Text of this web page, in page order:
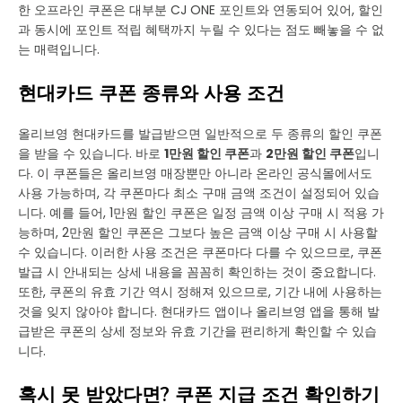
한 오프라인 쿠폰은 대부분 CJ ONE 포인트와 연동되어 있어, 할인
과 동시에 포인트 적립 혜택까지 누릴 수 있다는 점도 빼놓을 수 없
는 매력입니다.
현대카드 쿠폰 종류와 사용 조건
올리브영 현대카드를 발급받으면 일반적으로 두 종류의 할인 쿠폰
을 받을 수 있습니다. 바로 1만원 할인 쿠폰과 2만원 할인 쿠폰입니
다. 이 쿠폰들은 올리브영 매장뿐만 아니라 온라인 공식몰에서도
사용 가능하며, 각 쿠폰마다 최소 구매 금액 조건이 설정되어 있습
니다. 예를 들어, 1만원 할인 쿠폰은 일정 금액 이상 구매 시 적용 가
능하며, 2만원 할인 쿠폰은 그보다 높은 금액 이상 구매 시 사용할
수 있습니다. 이러한 사용 조건은 쿠폰마다 다를 수 있으므로, 쿠폰
발급 시 안내되는 상세 내용을 꼼꼼히 확인하는 것이 중요합니다.
또한, 쿠폰의 유효 기간 역시 정해져 있으므로, 기간 내에 사용하는
것을 잊지 않아야 합니다. 현대카드 앱이나 올리브영 앱을 통해 발
급받은 쿠폰의 상세 정보와 유효 기간을 편리하게 확인할 수 있습
니다.
혹시 못 받았다면? 쿠폰 지급 조건 확인하기